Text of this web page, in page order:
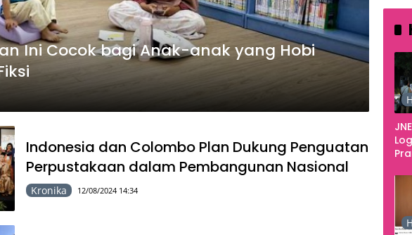
Ini Cocok bagi Anak-anak yang Hobi
Indonesia dan Colombo Plan Dukung Penguatan
Perpustakaan dalam Pembangunan Nasional
Kronika 12/08/2024 14:34